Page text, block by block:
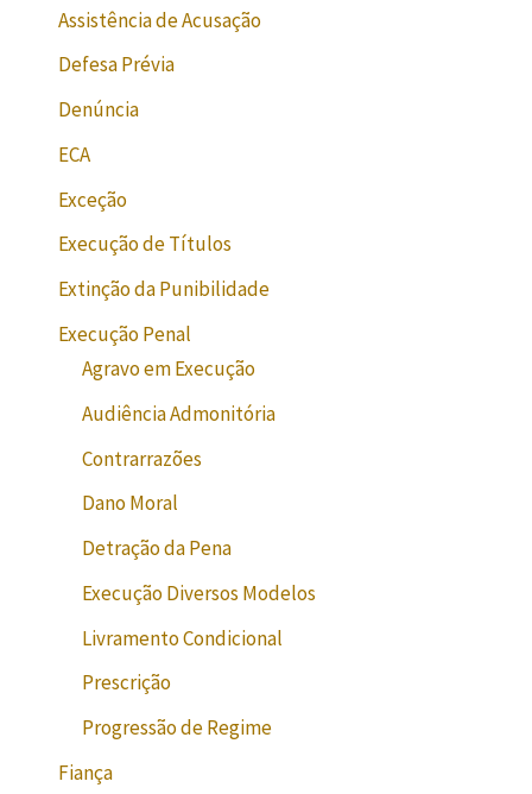
Assistência de Acusação
Defesa Prévia
Denúncia
ECA
Exceção
Execução de Títulos
Extinção da Punibilidade
Execução Penal
Agravo em Execução
Audiência Admonitória
Contrarrazões
Dano Moral
Detração da Pena
Execução Diversos Modelos
Livramento Condicional
Prescrição
Progressão de Regime
Fiança